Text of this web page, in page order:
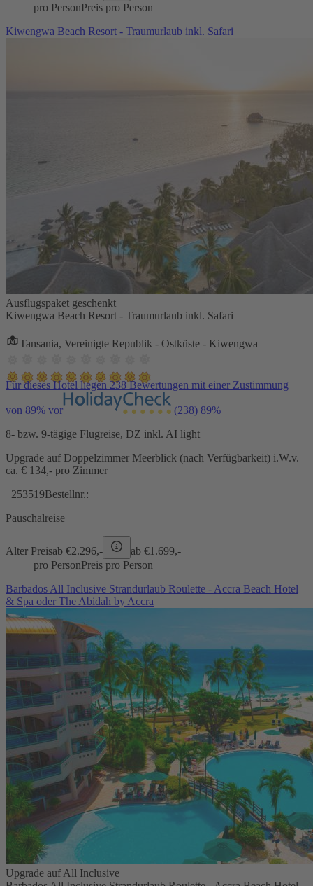
pro PersonPreis pro Person
Kiwengwa Beach Resort - Traumurlaub inkl. Safari
Ausflugspaket geschenkt
Kiwengwa Beach Resort - Traumurlaub inkl. Safari
Tansania, Vereinigte Republik - Ostküste - Kiwengwa
Für dieses Hotel liegen 238 Bewertungen mit einer Zustimmung
von 89% vor (238) 89%
8- bzw. 9-tägige Flugreise, DZ inkl. AI light
Upgrade auf Doppelzimmer Meerblick (nach Verfügbarkeit) i.W.v.
ca. € 134,- pro Zimmer
253519Bestellnr.:
Pauschalreise
Alter Preisab €2.296,- ab €1.699,-
pro PersonPreis pro Person
Barbados All Inclusive Strandurlaub Roulette - Accra Beach Hotel
& Spa oder The Abidah by Accra
Upgrade auf All Inclusive